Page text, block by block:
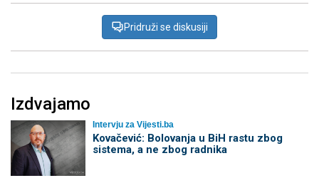
Pridruži se diskusiji
Izdvajamo
Intervju za Vijesti.ba
Kovačević: Bolovanja u BiH rastu zbog
sistema, a ne zbog radnika